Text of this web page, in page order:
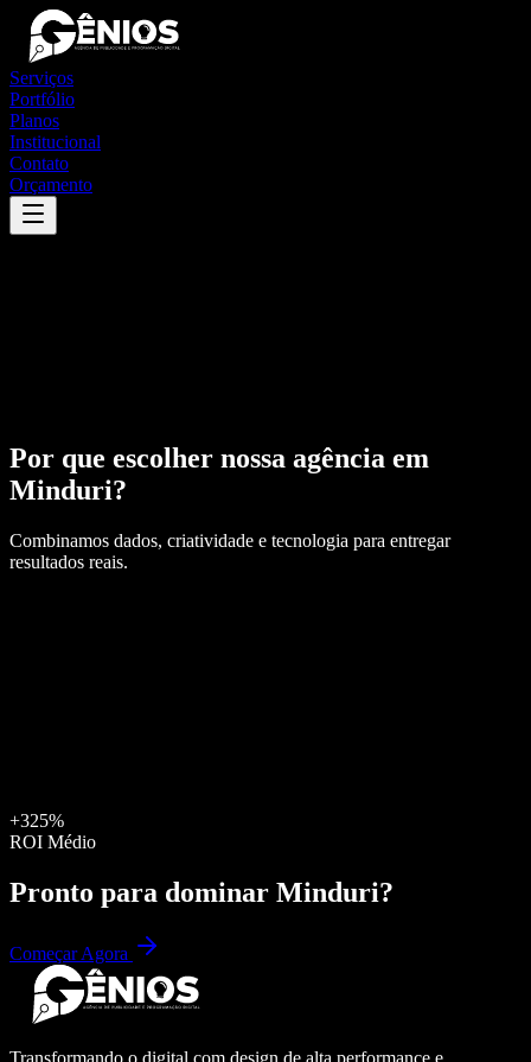
Serviços
Portfólio
Planos
Institucional
Contato
Orçamento
Por que escolher nossa agência em
Minduri?
Combinamos dados, criatividade e tecnologia para entregar
resultados reais.
+325%
ROI Médio
Pronto para dominar Minduri?
Começar Agora